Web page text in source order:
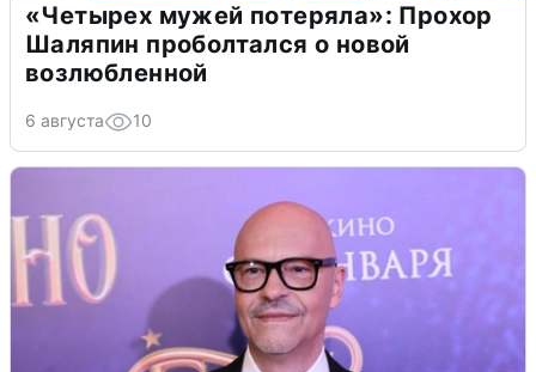
«Четырех мужей потеряла»: Прохор
Шаляпин проболтался о новой
возлюбленной
6 августа 10